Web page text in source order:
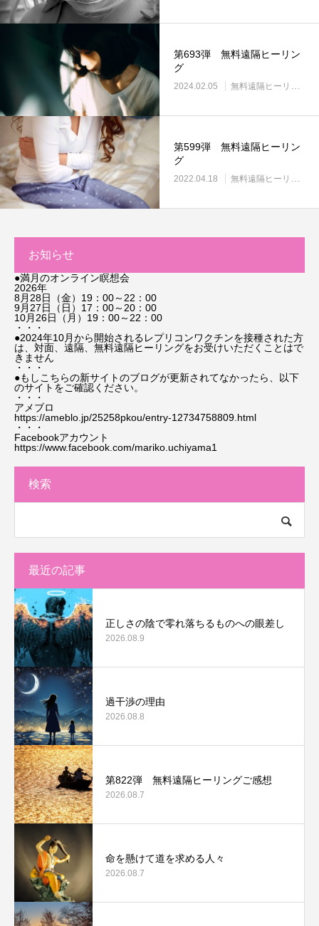
第693弾 無料遠隔ヒーリン
グ
2024.02.05 無料遠隔ヒーリング
第599弾 無料遠隔ヒーリン
グ
2022.04.18 無料遠隔ヒーリング
お知らせ
●満月のオンライン瞑想会
2026年
8月28日（金）19：00～22：00
9月27日（日）17：00～20：00
10月26日（月）19：00～22：00
・・・
●2024年10月から開始されるレプリコンワクチンを接種された方
は、対面、遠隔、無料遠隔ヒーリングをお受けいただくことはで
きません
・・・
●もしこちらの新サイトのブログが更新されてなかったら、以下
のサイトをご確認ください。
・・・
アメブロ
https://ameblo.jp/25258pkou/entry-12734758809.html
・・・
Facebookアカウント
https://www.facebook.com/mariko.uchiyama1
検索
最近の記事
正しさの陰で零れ落ちるものへの眼差し
2026.08.9
過干渉の理由
2026.08.8
第822弾 無料遠隔ヒーリングご感想
2026.08.7
命を懸けて道を求める人々
2026.08.7